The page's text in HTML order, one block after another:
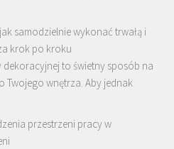
samodzielnie wykonać trwałą i
krok po kroku
dekoracyjnej to świetny sposób na
wnętrza. Aby jednak
przestrzeni pracy w